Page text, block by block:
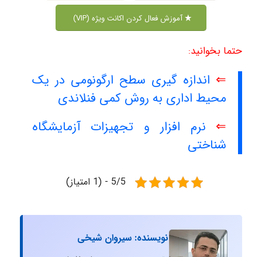
آموزش فعال کردن اکانت ویژه (VIP)
حتما بخوانید:
⇐ اندازه گیری سطح ارگونومی در یک
محیط اداری به روش کمی فنلاندی
⇐ نرم افزار و تجهیزات آزمایشگاه
شناختی
5/5 - (1 امتیاز)
نویسنده: سیروان شیخی